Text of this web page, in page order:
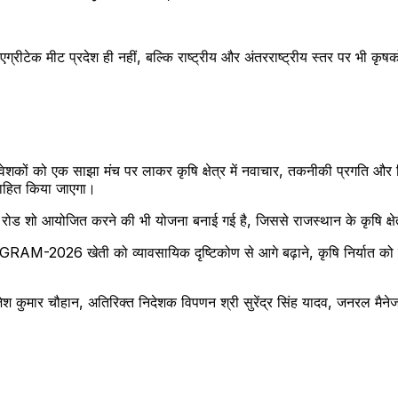
मीट प्रदेश ही नहीं, बल्कि राष्ट्रीय और अंतरराष्ट्रीय स्तर पर भी
को एक साझा मंच पर लाकर कृषि क्षेत्र में नवाचार, तकनीकी प्रगति
किया जाएगा।
शो आयोजित करने की भी योजना बनाई गई है, जिससे राजस्थान के कृषि
2026 खेती को व्यावसायिक दृष्टिकोण से आगे बढ़ाने, कृषि निर्यात को
कुमार चौहान, अतिरिक्त निदेशक विपणन श्री सुरेंद्र सिंह यादव, जनरल